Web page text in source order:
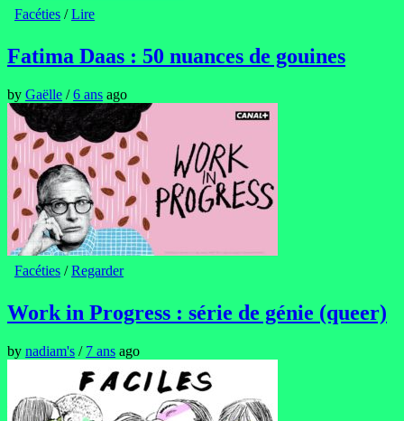
Facéties /Lire
Fatima Daas : 50 nuances de gouines
by Gaëlle /6 ans ago
Facéties /Regarder
Work in Progress : série de génie (queer)
by nadiam's / 7 ans ago